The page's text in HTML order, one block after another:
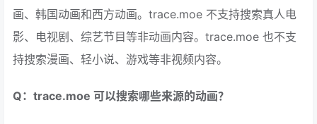
画、韩国动画和西方动画。trace.moe 不支持搜索真人电
影、电视剧、综艺节目等非动画内容。trace.moe 也不支
持搜索漫画、轻小说、游戏等非视频内容。
Q：trace.moe 可以搜索哪些来源的动画？